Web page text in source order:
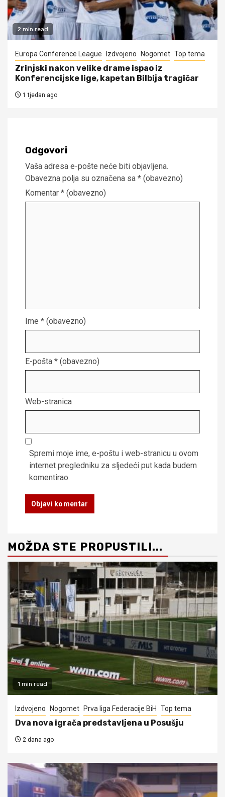
2 min read
Europa Conference League Izdvojeno Nogomet Top tema
Zrinjski nakon velike drame ispao iz
Konferencijske lige, kapetan Bilbija tragičar
1 tjedan ago
Odgovori
Vaša adresa e-pošte neće biti objavljena.
Obavezna polja su označena sa * (obavezno)
Komentar * (obavezno)
Ime * (obavezno)
E-pošta * (obavezno)
Web-stranica
Spremi moje ime, e-poštu i web-stranicu u ovom
internet pregledniku za sljedeći put kada budem
komentirao.
MOŽDA STE PROPUSTILI...
1 min read
Izdvojeno Nogomet Prva liga Federacije BiH Top tema
Dva nova igrača predstavljena u Posušju
2 dana ago